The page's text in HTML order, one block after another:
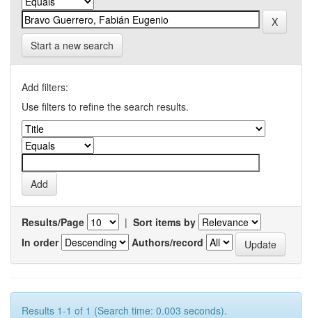
Start a new search
Add filters:
Use filters to refine the search results.
Results/Page | Sort items by
In order
Authors/record
Results 1-1 of 1 (Search time: 0.003 seconds).